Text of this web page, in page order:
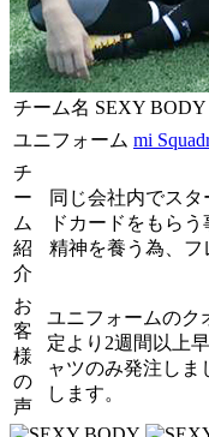
チーム名 SEXY BODY
ユニフォーム mi
チ
ー
ム
紹
介
同じ会社内でス
ドカードをもら
精神を養う為、フ
お
客
様
の
声
ユニフォームのク
定より2週間以上
ャツのみ発注しま
します。